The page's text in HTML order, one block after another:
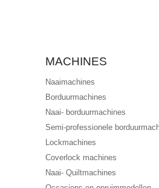
MACHINES
Naaimachines
Borduurmachines
Naai- borduurmachines
Semi-professionele
Lockmachines
Coverlock machines
Naai- Quiltmachines